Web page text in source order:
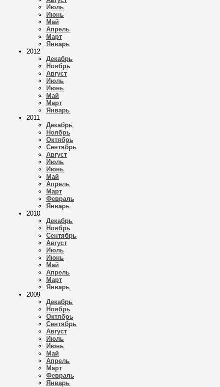
Июль
Июнь
Май
Апрель
Март
Январь
2012
Декабрь
Ноябрь
Август
Июль
Июнь
Май
Март
Январь
2011
Декабрь
Ноябрь
Октябрь
Сентябрь
Август
Июль
Июнь
Май
Апрель
Март
Февраль
Январь
2010
Декабрь
Ноябрь
Сентябрь
Август
Июль
Июнь
Май
Апрель
Март
Январь
2009
Декабрь
Ноябрь
Октябрь
Сентябрь
Август
Июль
Июнь
Май
Апрель
Март
Февраль
Январь